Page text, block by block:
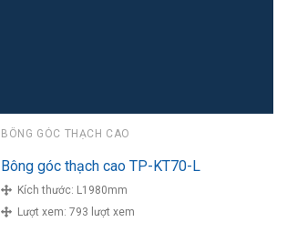
BÔNG GÓC THẠCH CAO
Bông góc thạch cao TP-KT70-L
Kích thước: L1980mm
Lượt xem:793 lượt xem